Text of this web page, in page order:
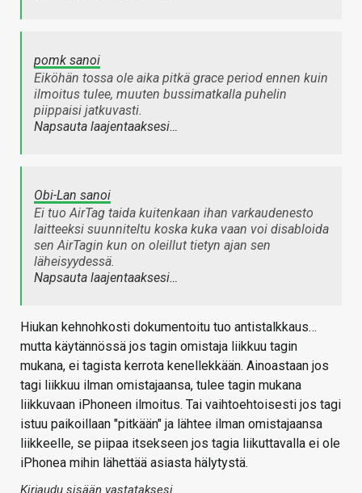
pomk sanoi
Eiköhän tossa ole aika pitkä grace period ennen kuin
ilmoitus tulee, muuten bussimatkalla puhelin
piippaisi jatkuvasti.
Napsauta laajentaaksesi…
Obi-Lan sanoi
Ei tuo AirTag taida kuitenkaan ihan varkaudenesto
laitteeksi suunniteltu koska kuka vaan voi disabloida
sen AirTagin kun on oleillut tietyn ajan sen
läheisyydessä.
Napsauta laajentaaksesi…
Hiukan kehnohkosti dokumentoitu tuo antistalkkaus…
mutta käytännössä jos tagin omistaja liikkuu tagin
mukana, ei tagista kerrota kenellekkään. Ainoastaan jos
tagi liikkuu ilman omistajaansa, tulee tagin mukana
liikkuvaan iPhoneen ilmoitus. Tai vaihtoehtoisesti jos tagi
istuu paikoillaan "pitkään" ja lähtee ilman omistajaansa
liikkeelle, se piipaa itsekseen jos tagia liikuttavalla ei ole
iPhonea mihin lähettää asiasta hälytystä.
Kirjaudu sisään vastataksesi